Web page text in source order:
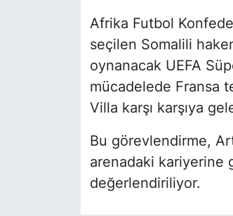
Afrika Futbol
seçilen Somalili
oynanacak UEFA
mücadelede Fransa
Villa karşı karşıya
Bu görevlendirme,
arenadaki kariyerine
değerlendiriliyor.